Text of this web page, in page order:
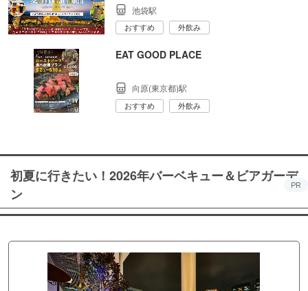
池袋駅
おすすめ 外飲み
EAT GOOD PLACE
向原(東京都)駅
おすすめ 外飲み
初夏に行きたい！2026年バーベキュー＆ビアガーデ
ン
PR